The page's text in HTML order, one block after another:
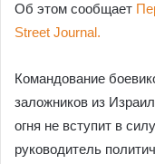
Об этом сообщает
Street Journal.
Командование
заложников из
огня не вступит в
руководитель